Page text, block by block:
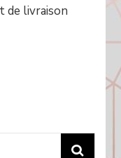
de livraison